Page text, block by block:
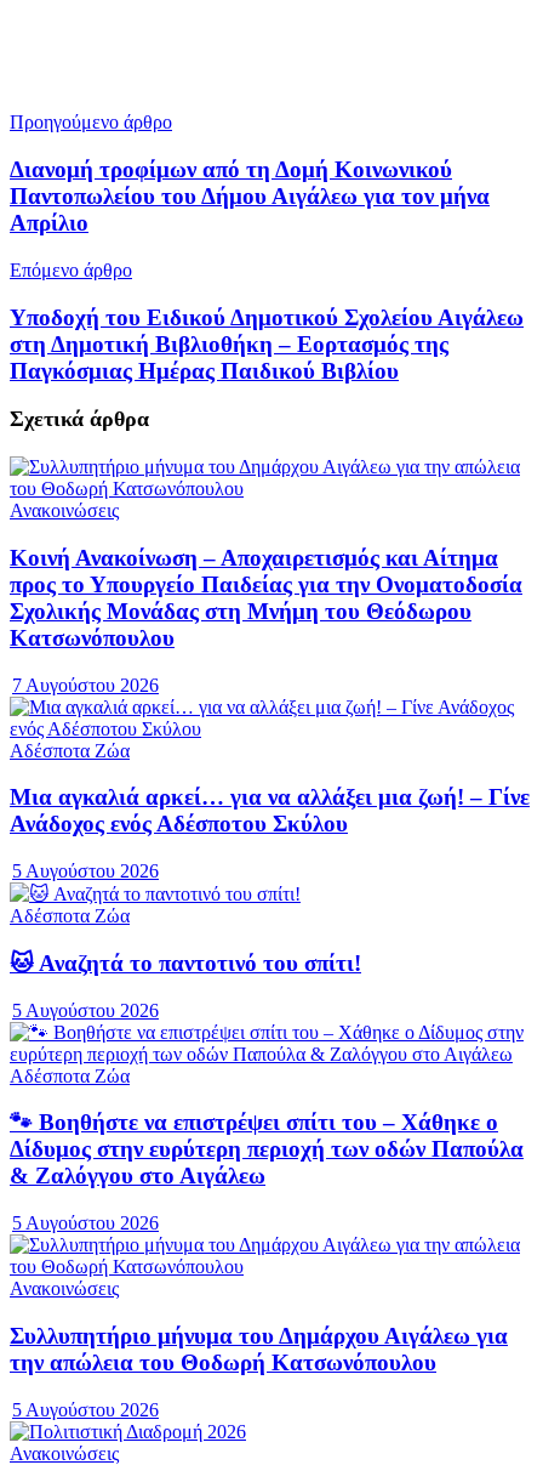
Προηγούμενο άρθρο
Διανομή τροφίμων από τη Δομή Κοινωνικού
Παντοπωλείου του Δήμου Αιγάλεω για τον μήνα
Απρίλιο
Επόμενο άρθρο
Υποδοχή του Ειδικού Δημοτικού Σχολείου Αιγάλεω
στη Δημοτική Βιβλιοθήκη – Εορτασμός της
Παγκόσμιας Ημέρας Παιδικού Βιβλίου
Σχετικά άρθρα
Ανακοινώσεις
Κοινή Ανακοίνωση – Αποχαιρετισμός και Αίτημα
προς το Υπουργείο Παιδείας για την Ονοματοδοσία
Σχολικής Μονάδας στη Μνήμη του Θεόδωρου
Κατσωνόπουλου
7 Αυγούστου 2026
Αδέσποτα Ζώα
Μια αγκαλιά αρκεί… για να αλλάξει μια ζωή! – Γίνε
Ανάδοχος ενός Αδέσποτου Σκύλου
5 Αυγούστου 2026
Αδέσποτα Ζώα
🐱 Αναζητά το παντοτινό του σπίτι!
5 Αυγούστου 2026
Αδέσποτα Ζώα
🐾 Βοηθήστε να επιστρέψει σπίτι του – Χάθηκε ο
Δίδυμος στην ευρύτερη περιοχή των οδών Παπούλα
& Ζαλόγγου στο Αιγάλεω
5 Αυγούστου 2026
Ανακοινώσεις
Συλλυπητήριο μήνυμα του Δημάρχου Αιγάλεω για
την απώλεια του Θοδωρή Κατσωνόπουλου
5 Αυγούστου 2026
Ανακοινώσεις